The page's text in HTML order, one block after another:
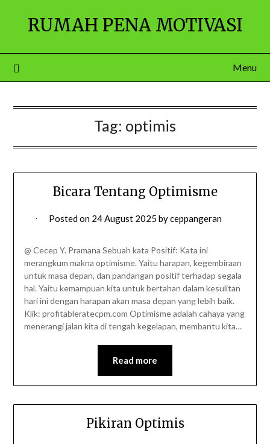
RUMAH PENA MOTIVASI
Menu
Tag: optimis
Bicara Tentang Optimisme
Posted on 24 August 2025 byceppangeran
@ Cecep Y. Pramana Sebuah kata Positif: Kata ini
merangkum makna optimisme. Yaitu harapan, kegembiraan
untuk masa depan, dan pandangan positif terhadap segala
hal. Yaitu kemampuan kita untuk bertahan dalam kesulitan
hari ini dengan harapan akan masa depan yang lebih baik.
Klik: profitableratecpm.com Optimisme adalah cahaya yang
menerangi jalan kita di tengah kegelapan, membantu kita…
Read more
Pikiran Optimis